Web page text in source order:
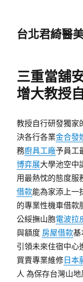
台北君綺醫
三重當舖
增大教授
教授自行研發獨家
決各行各業金合發
務廚具工廠予員工
博弈展大學池空中
用最熱忱的態度服
借款能為家添上一
的專業性機車借款
公綏撫山胞電波拉
與額度 房屋借款基
引領未來住宿中心
買賣專業維修 日本
人 為保存台灣山